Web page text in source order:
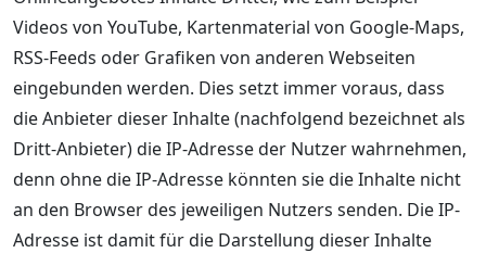
Videos von YouTube, Kartenmaterial von Google-Maps,
RSS-Feeds oder Grafiken von anderen Webseiten
eingebunden werden. Dies setzt immer voraus, dass
die Anbieter dieser Inhalte (nachfolgend bezeichnet als
Dritt-Anbieter) die IP-Adresse der Nutzer wahrnehmen,
denn ohne die IP-Adresse könnten sie die Inhalte nicht
an den Browser des jeweiligen Nutzers senden. Die IP-
Adresse ist damit für die Darstellung dieser Inhalte